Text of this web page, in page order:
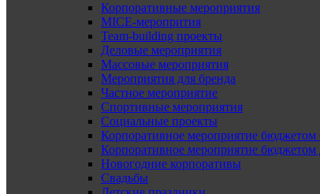
Корпоративные мероприятия
MICE-меропрития
Team-building проекты
Деловые мероприятия
Массовые мероприятия
Мероприятия для бренда
Частное мероприятие
Спортивные мероприятия
Социальные проекты
Корпоративное мероприятие бюджетом
Корпоративное мероприятие бюджетом
Новогодние корпоративы
Свадьбы